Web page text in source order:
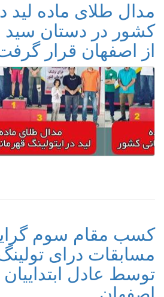
مدال طلای ماده لید
کشور در دستان سید
از اصفهان قرار
کسب مقام سوم
مسابقات درای
توسط عادل ابتداییان